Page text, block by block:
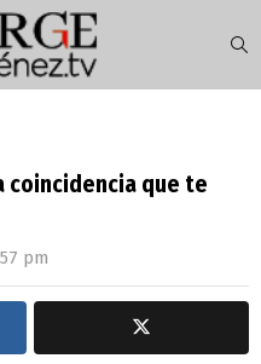
coincidencia que te
pm